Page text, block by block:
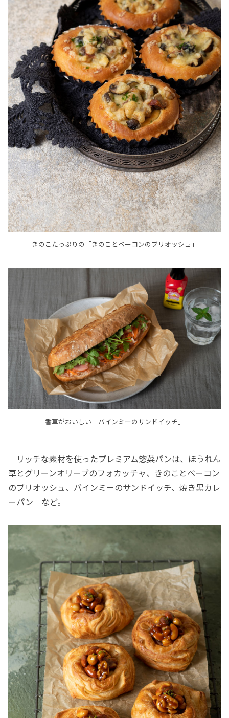
きのこたっぷりの「きのことベーコンのブリオッシュ」
香草がおいしい「バインミーのサンドイッチ」
リッチな素材を使ったプレミアム惣菜パンは、ほうれん
草とグリーンオリーブのフォカッチャ、きのことベーコン
のブリオッシュ、バインミーのサンドイッチ、焼き黒カレ
ーパン など。